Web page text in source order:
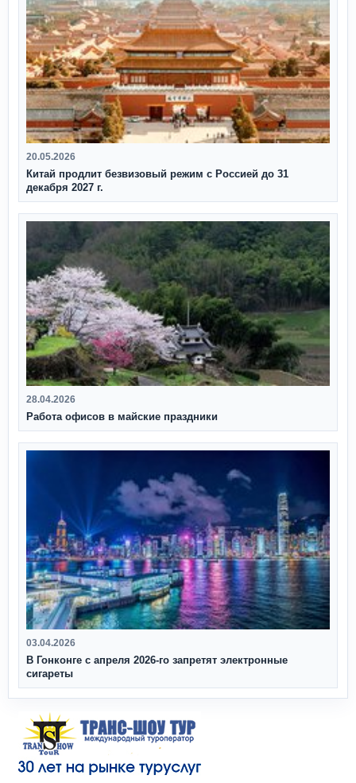
20.05.2026
Китай продлит безвизовый режим с Россией до 31
декабря 2027 г.
28.04.2026
Работа офисов в майские праздники
03.04.2026
В Гонконге с апреля 2026‑го запретят электронные
сигареты